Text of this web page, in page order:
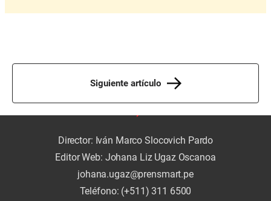
Siguiente artículo
Director: Iván Marco Slocovich Pardo
Editor Web: Johana Liz Ugaz Oscanoa
johana.ugaz@prensmart.pe
Teléfono: (+511) 311 6500